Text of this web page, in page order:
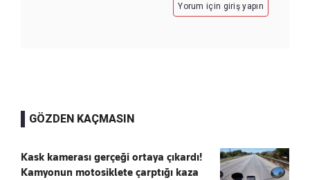
Yorum için giriş yapın
GÖZDEN KAÇMASIN
Kask kamerası gerçeği ortaya çıkardı!
Kamyonun motosiklete çarptığı kaza